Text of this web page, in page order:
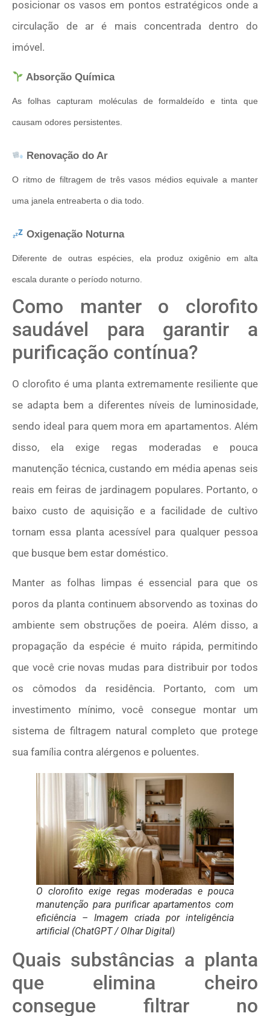
posicionar os vasos em pontos estratégicos onde a
circulação de ar é mais concentrada dentro do
imóvel.
Absorção Química
As folhas capturam moléculas de formaldeído e tinta que
causam odores persistentes.
Renovação do Ar
O ritmo de filtragem de três vasos médios equivale a manter
uma janela entreaberta o dia todo.
Oxigenação Noturna
Diferente de outras espécies, ela produz oxigênio em alta
escala durante o período noturno.
Como manter o clorofito
saudável para garantir a
purificação contínua?
O clorofito é uma planta extremamente resiliente que
se adapta bem a diferentes níveis de luminosidade,
sendo ideal para quem mora em apartamentos. Além
disso, ela exige regas moderadas e pouca
manutenção técnica, custando em média apenas seis
reais em feiras de jardinagem populares. Portanto, o
baixo custo de aquisição e a facilidade de cultivo
tornam essa planta acessível para qualquer pessoa
que busque bem estar doméstico.
Manter as folhas limpas é essencial para que os
poros da planta continuem absorvendo as toxinas do
ambiente sem obstruções de poeira. Além disso, a
propagação da espécie é muito rápida, permitindo
que você crie novas mudas para distribuir por todos
os cômodos da residência. Portanto, com um
investimento mínimo, você consegue montar um
sistema de filtragem natural completo que protege
sua família contra alérgenos e poluentes.
O clorofito exige regas moderadas e pouca
manutenção para purificar apartamentos com
eficiência – Imagem criada por inteligência
artificial (ChatGPT / Olhar Digital)
Quais substâncias a planta
que elimina cheiro
consegue filtrar no